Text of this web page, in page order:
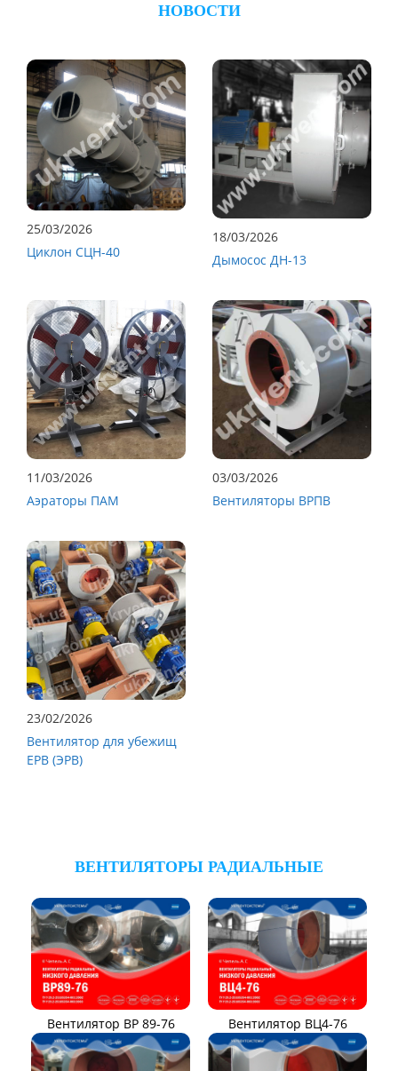
НОВОСТИ
25/03/2026
Циклон СЦН-40
18/03/2026
Дымосос ДН-13
11/03/2026
Аэраторы ПАМ
03/03/2026
Вентиляторы ВРПВ
23/02/2026
Вентилятор для убежищ
ЕРВ (ЭРВ)
ВЕНТИЛЯТОРЫ РАДИАЛЬНЫЕ
Вентилятор ВР 89-76 Вентилятор ВЦ4-76